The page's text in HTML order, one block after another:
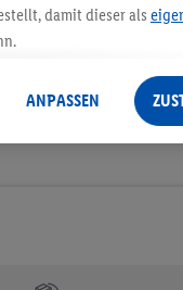
damit dieser als
Nutzung der Lidl-
oder Geschlecht - sowie
einschließlich dem
sowie zur technischen
ANPASSEN